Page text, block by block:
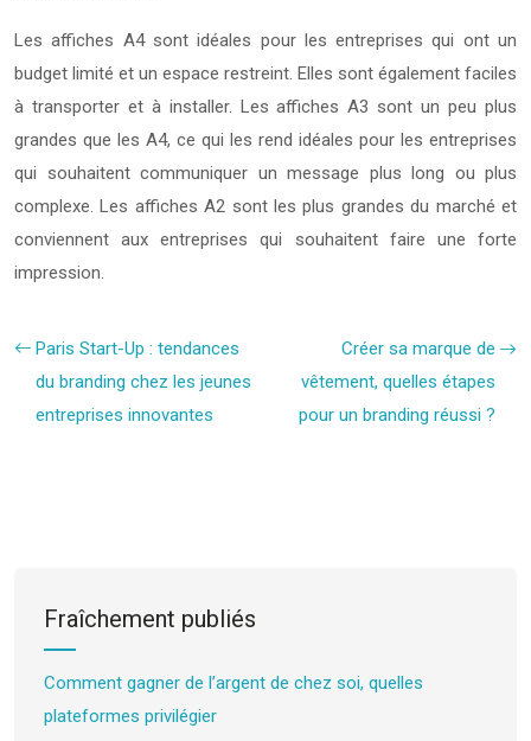
Les affiches A4 sont idéales pour les entreprises qui ont un
budget limité et un espace restreint. Elles sont également faciles
à transporter et à installer. Les affiches A3 sont un peu plus
grandes que les A4, ce qui les rend idéales pour les entreprises
qui souhaitent communiquer un message plus long ou plus
complexe. Les affiches A2 sont les plus grandes du marché et
conviennent aux entreprises qui souhaitent faire une forte
impression.
Paris Start-Up : tendances
du branding chez les jeunes
entreprises innovantes
Créer sa marque de
vêtement, quelles étapes
pour un branding réussi ?
Fraîchement publiés
Comment gagner de l’argent de chez soi, quelles
plateformes privilégier